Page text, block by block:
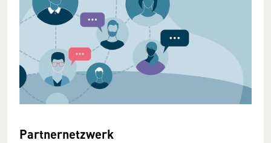
Partnernetzwerk